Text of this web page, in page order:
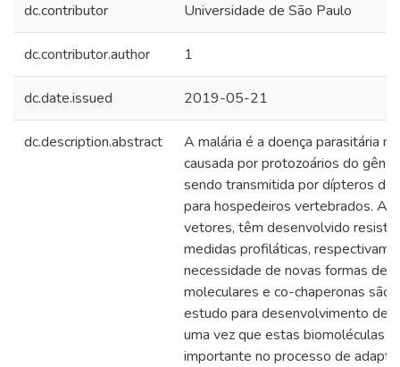
dc.contributor Universidade de São Paulo
dc.contributor.author 1
dc.date.issued 2019-05-21
dc.description.abstract
A malária é a doença parasitária
causada por protozoários do
sendo transmitida por dípteros do
para hospedeiros vertebrados.
vetores, têm desenvolvido
medidas profiláticas,
necessidade de novas formas de
moleculares e co-chaperonas são
estudo para desenvolvimento de
uma vez que estas biomoléculas
importante no processo de